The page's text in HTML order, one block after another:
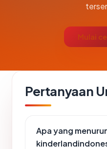
Mulai
Pertanyaan
Apa yang